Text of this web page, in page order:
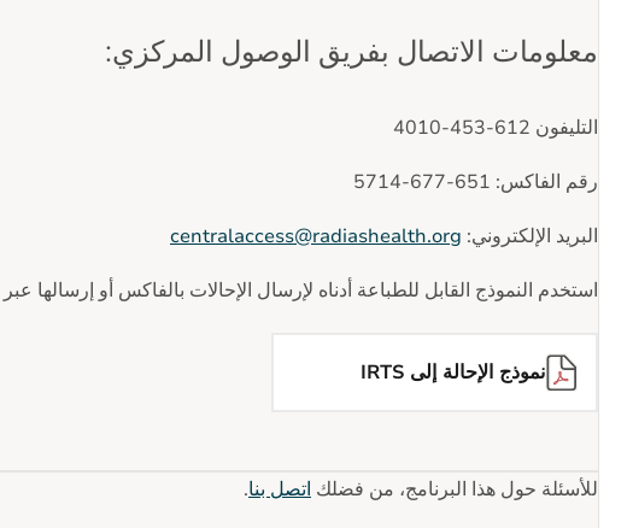
معلومات الاتصال بفريق الوصول المركزي:
التليفون 612-453-4010
رقم الفاكس: 651-677-5714
البريد الإلكتروني: centralaccess@radiashealth.org
استخدم النموذج القابل للطباعة أدناه لإرسال الإحالات بالفاكس أو إرسالها
نموذج الإحالة إلى IRTS
للأسئلة حول هذا البرنامج، من فضلك اتصل بنا.